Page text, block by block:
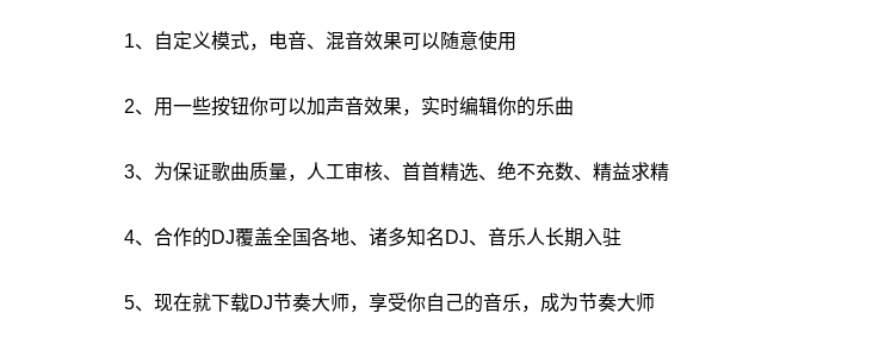
1、自定义模式，电音、混音效果可以随意使用
2、用一些按钮你可以加声音效果，实时编辑你的乐曲
3、为保证歌曲质量，人工审核、首首精选、绝不充数、精益求精
4、合作的DJ覆盖全国各地、诸多知名DJ、音乐人长期入驻
5、现在就下载DJ节奏大师，享受你自己的音乐，成为节奏大师